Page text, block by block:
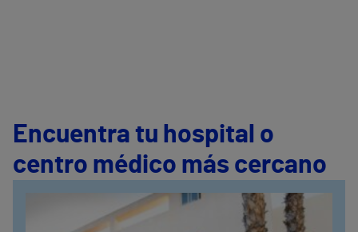
Encuentra tu hospital o
centro médico más cercano